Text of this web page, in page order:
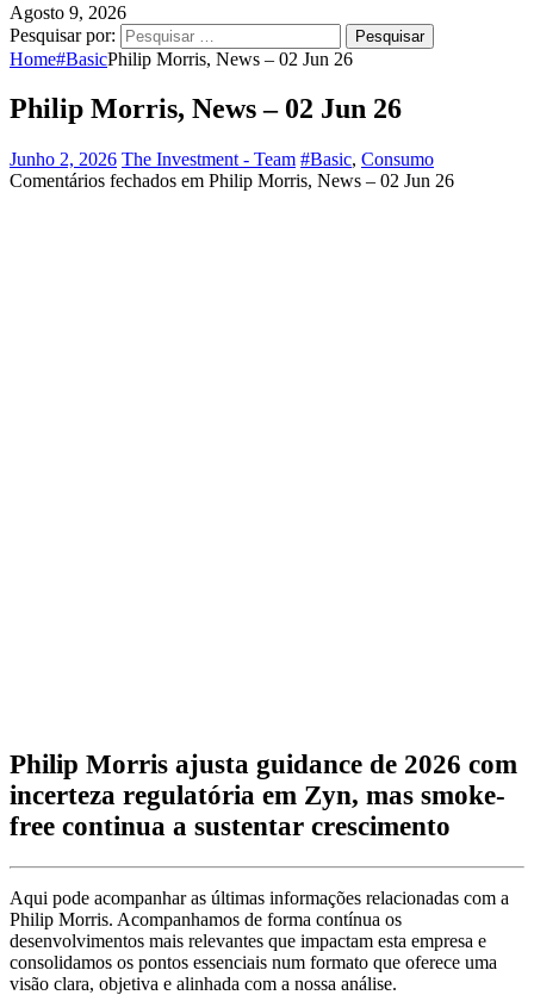
Agosto 9, 2026
Pesquisar por:
Home#BasicPhilip Morris, News – 02 Jun 26
Philip Morris, News – 02 Jun 26
Junho 2, 2026 The Investment - Team #Basic, Consumo
Comentários fechados em Philip Morris, News – 02 Jun 26
Philip Morris ajusta guidance de 2026 com
incerteza regulatória em Zyn, mas smoke-
free continua a sustentar crescimento
Aqui pode acompanhar as últimas informações relacionadas com a
Philip Morris. Acompanhamos de forma contínua os
desenvolvimentos mais relevantes que impactam esta empresa e
consolidamos os pontos essenciais num formato que oferece uma
visão clara, objetiva e alinhada com a nossa análise.